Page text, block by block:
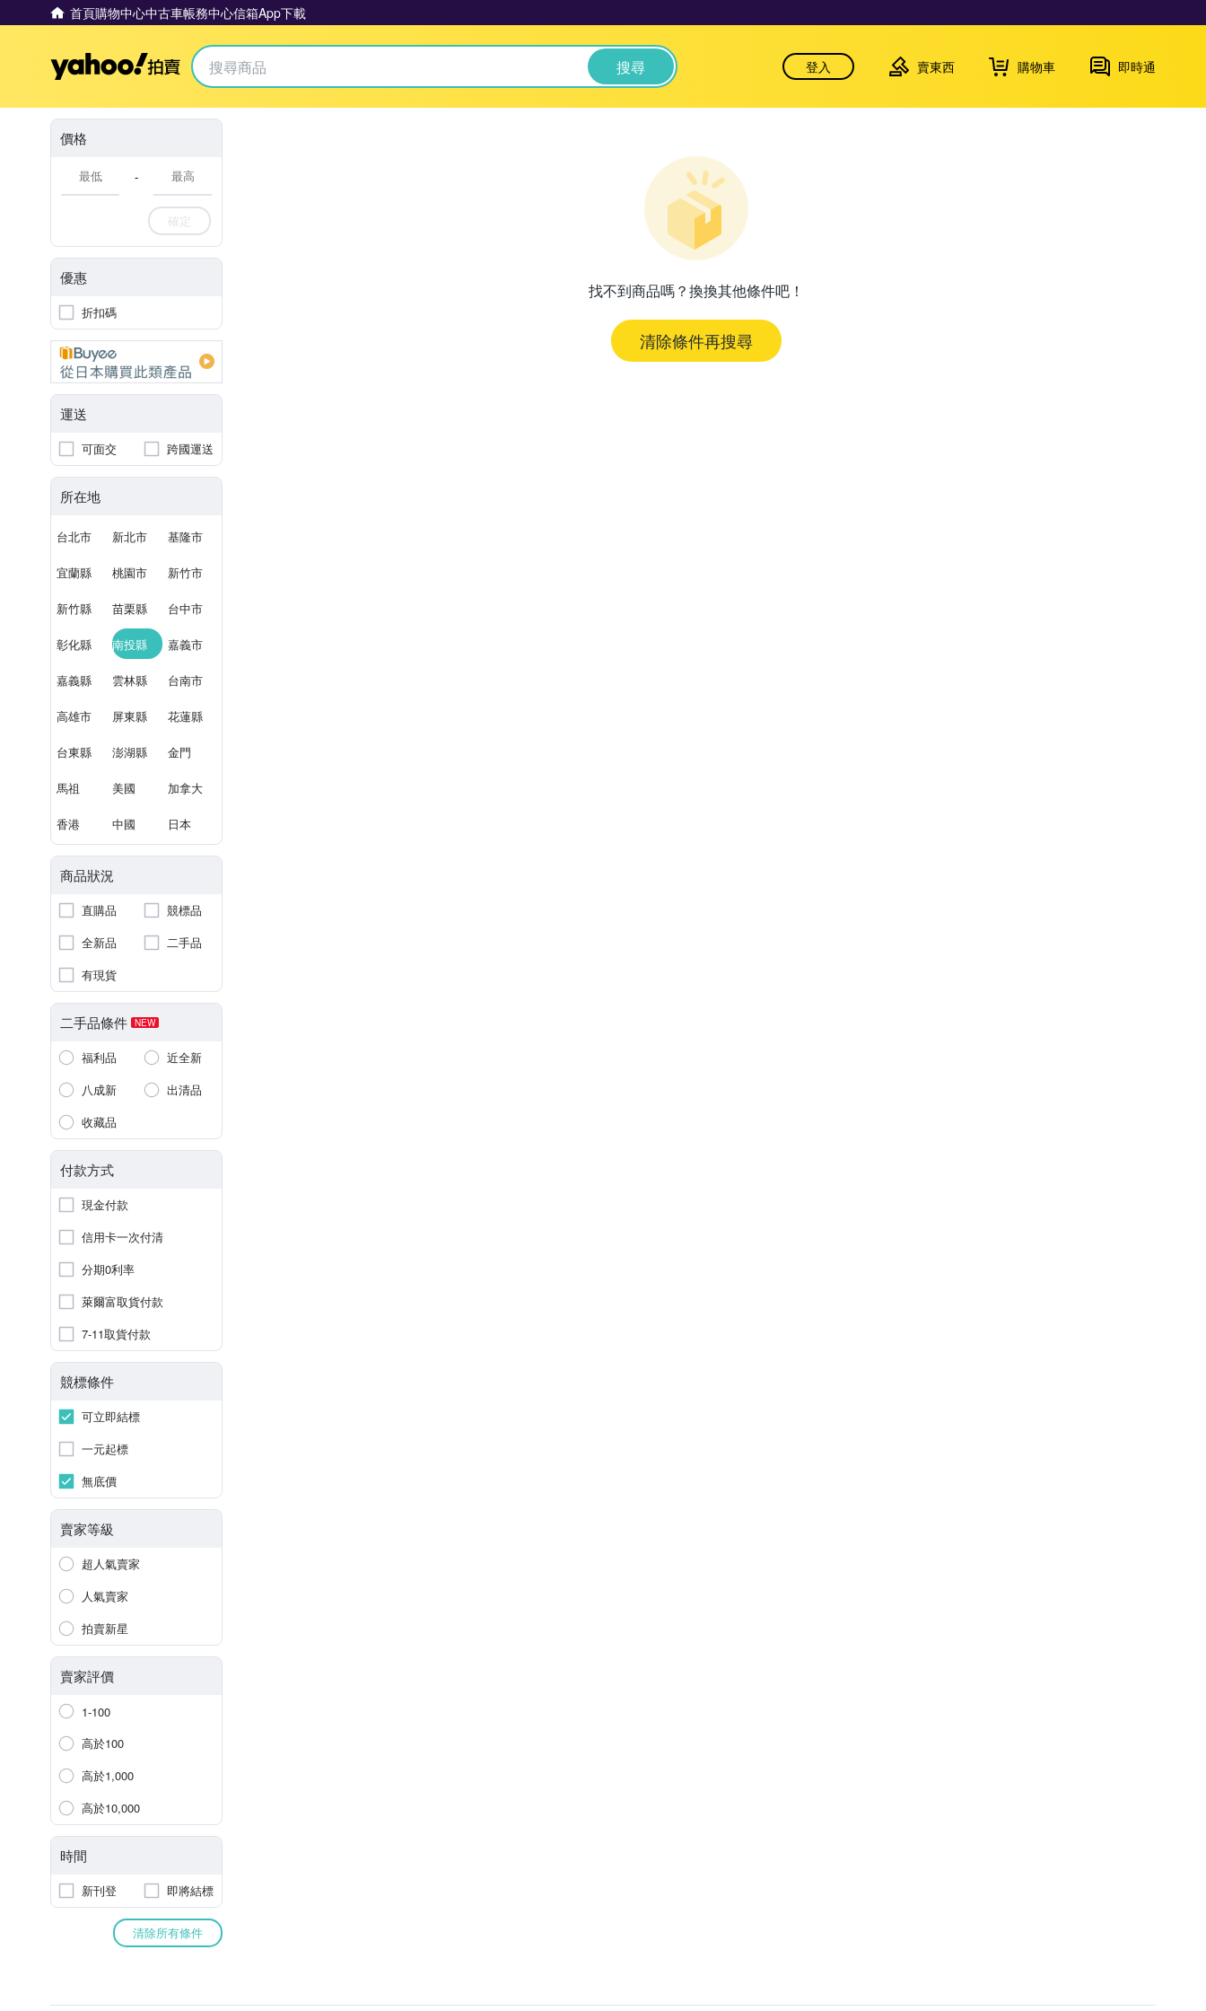
首頁購物中心中古車帳務中心信箱App下載
Yahoo拍賣 搜尋 登入 賣東西 購物車 即時通
價格
-
確定
優惠
折扣碼
運送
可面交 跨國運送
所在地
台北市 新北市 基隆市
宜蘭縣 桃園市 新竹市
新竹縣 苗栗縣 台中市
彰化縣 南投縣 嘉義市
嘉義縣 雲林縣 台南市
高雄市 屏東縣 花蓮縣
台東縣 澎湖縣 金門
馬祖 美國 加拿大
香港 中國 日本
商品狀況
直購品
競標品
全新品
二手品
有現貨
二手品條件 NEW
福利品
近全新
八成新
出清品
收藏品
付款方式
現金付款
信用卡一次付清
分期0利率
萊爾富取貨付款
7-11取貨付款
競標條件
可立即結標
一元起標
無底價
賣家等級
超人氣賣家
人氣賣家
拍賣新星
賣家評價
1-100
高於100
高於1,000
高於10,000
時間
新刊登 即將結標
清除所有條件
找不到商品嗎？換換其他條件吧！
清除條件再搜尋